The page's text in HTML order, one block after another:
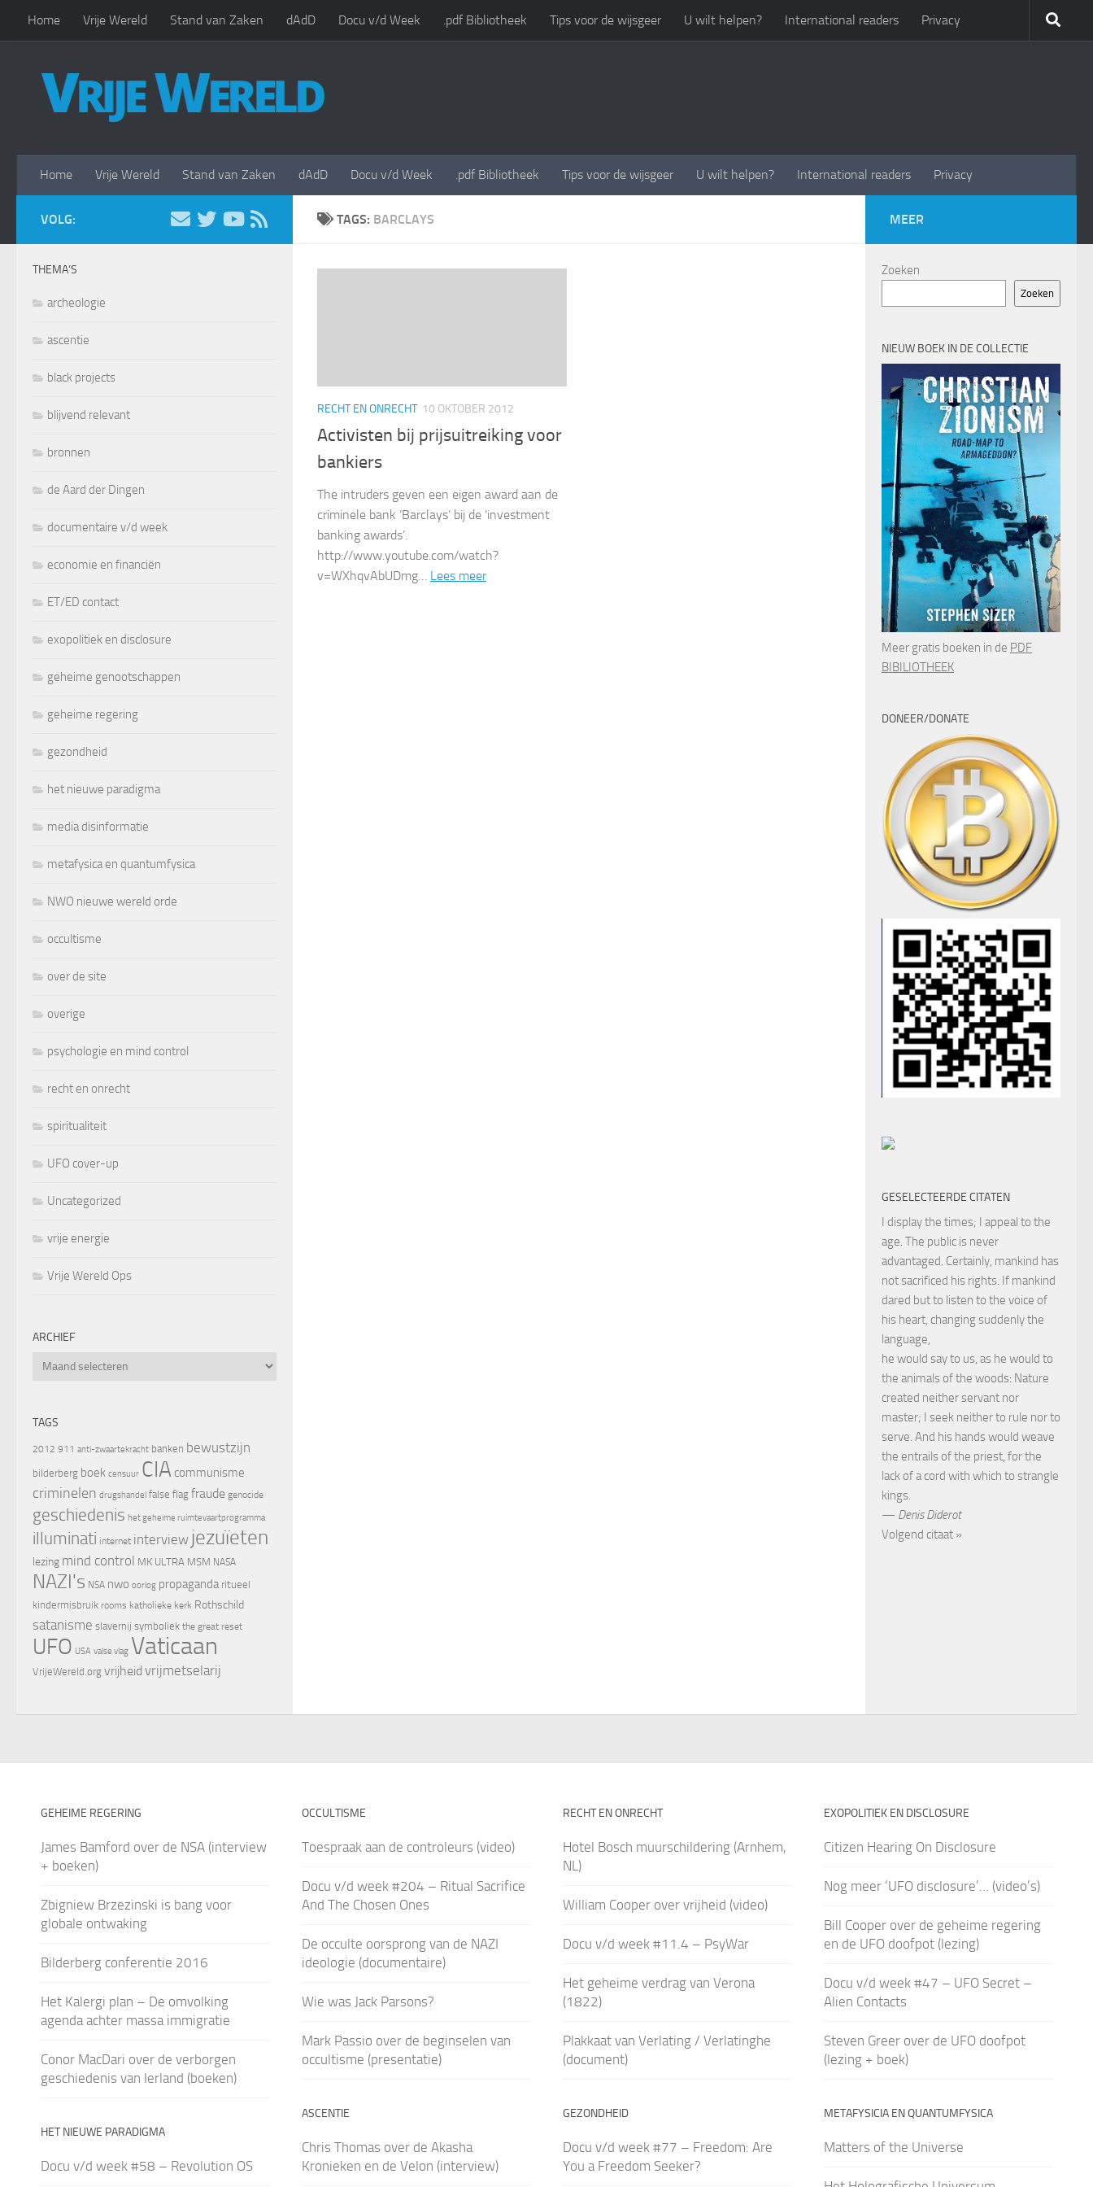
Doorgaan naar inhoud
Home Vrije Wereld Stand van Zaken dAdD Docu v/d Week .pdf Bibliotheek Tips voor de wijsgeer U wilt helpen? International readers Privacy
Home Vrije Wereld Stand van Zaken dAdD Docu v/d Week .pdf Bibliotheek Tips voor de wijsgeer U wilt helpen? International readers Privacy
TAGS: BARCLAYS
RECHT EN ONRECHT 10 OKTOBER 2012
Activisten bij prijsuitreiking voor
bankiers
The intruders geven een eigen award aan de
criminele bank ‘Barclays’ bij de ‘investment
banking awards’.
http://www.youtube.com/watch?
v=WXhqvAbUDmg… Lees meer
VOLG:
THEMA’S
archeologie
ascentie
black projects
blijvend relevant
bronnen
de Aard der Dingen
documentaire v/d week
economie en financiën
ET/ED contact
exopolitiek en disclosure
geheime genootschappen
geheime regering
gezondheid
het nieuwe paradigma
media disinformatie
metafysica en quantumfysica
NWO nieuwe wereld orde
occultisme
over de site
overige
psychologie en mind control
recht en onrecht
spiritualiteit
UFO cover-up
Uncategorized
vrije energie
Vrije Wereld Ops
ARCHIEF
Archief
TAGS
2012 911 anti-zwaartekracht banken bewustzijn
bilderberg boek censuur CIA communisme
criminelen drugshandel false flag fraude genocide
geschiedenis het geheime ruimtevaartprogramma
illuminati internet interview jezuïeten
lezing mind control MK ULTRA MSM NASA
NAZI's NSA nwo oorlog propaganda ritueel
kindermisbruik rooms katholieke kerk Rothschild
satanisme slavernij symboliek the great reset
UFO USA valse vlag Vaticaan
VrijeWereld.org vrijheid vrijmetselarij
MEER
Zoeken
Zoeken
NIEUW BOEK IN DE COLLECTIE
Meer gratis boeken in de PDF
BIBILIOTHEEK
DONEER/DONATE
GESELECTEERDE CITATEN
I display the times; I appeal to the
age. The public is never
advantaged. Certainly, mankind has
not sacrificed his rights. If mankind
dared but to listen to the voice of
his heart, changing suddenly the
language,
he would say to us, as he would to
the animals of the woods: Nature
created neither servant nor
master; I seek neither to rule nor to
serve. And his hands would weave
the entrails of the priest, for the
lack of a cord with which to strangle
kings.
— Denis Diderot
Volgend citaat »
GEHEIME REGERING
James Bamford over de NSA (interview
+ boeken)
Zbigniew Brzezinski is bang voor
globale ontwaking
Bilderberg conferentie 2016
Het Kalergi plan – De omvolking
agenda achter massa immigratie
Conor MacDari over de verborgen
geschiedenis van Ierland (boeken)
HET NIEUWE PARADIGMA
Docu v/d week #58 – Revolution OS
OCCULTISME
Toespraak aan de controleurs (video)
Docu v/d week #204 – Ritual Sacrifice
And The Chosen Ones
De occulte oorsprong van de NAZI
ideologie (documentaire)
Wie was Jack Parsons?
Mark Passio over de beginselen van
occultisme (presentatie)
ASCENTIE
Chris Thomas over de Akasha
Kronieken en de Velon (interview)
RECHT EN ONRECHT
Hotel Bosch muurschildering (Arnhem,
NL)
William Cooper over vrijheid (video)
Docu v/d week #11.4 – PsyWar
Het geheime verdrag van Verona
(1822)
Plakkaat van Verlating / Verlatinghe
(document)
GEZONDHEID
Docu v/d week #77 – Freedom: Are
You a Freedom Seeker?
EXOPOLITIEK EN DISCLOSURE
Citizen Hearing On Disclosure
Nog meer ‘UFO disclosure’… (video’s)
Bill Cooper over de geheime regering
en de UFO doofpot (lezing)
Docu v/d week #47 – UFO Secret –
Alien Contacts
Steven Greer over de UFO doofpot
(lezing + boek)
METAFYSICIA EN QUANTUMFYSICA
Matters of the Universe